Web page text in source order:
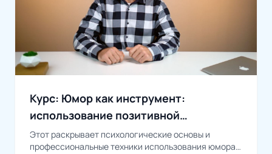
Курс: Юмор как инструмент:
использование позитивной
коммуникации
Этот раскрывает психологические основы и
профессиональные техники использования юмора